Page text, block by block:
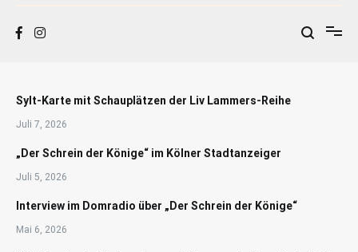
Sylt-Karte mit Schauplätzen der Liv Lammers-Reihe
Juli 7, 2026
„Der Schrein der Könige“ im Kölner Stadtanzeiger
Juli 5, 2026
Interview im Domradio über „Der Schrein der Könige“
Mai 6, 2026